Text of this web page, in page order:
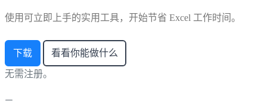
使用可立即上手的实用工具，开始节省 Excel 工作时间。
下载 看看你能做什么
无需注册。